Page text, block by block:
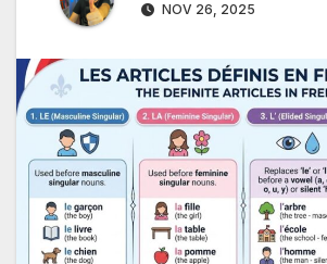
NOV 26, 2025